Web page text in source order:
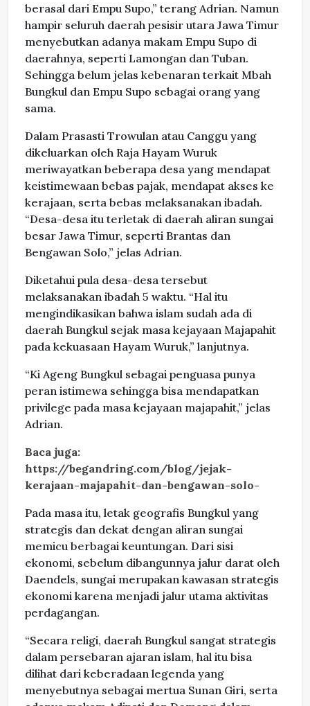
berasal dari Empu Supo,” terang Adrian. Namun
hampir seluruh daerah pesisir utara Jawa Timur
menyebutkan adanya makam Empu Supo di
daerahnya, seperti Lamongan dan Tuban.
Sehingga belum jelas kebenaran terkait Mbah
Bungkul dan Empu Supo sebagai orang yang
sama.
Dalam Prasasti Trowulan atau Canggu yang
dikeluarkan oleh Raja Hayam Wuruk
meriwayatkan beberapa desa yang mendapat
keistimewaan bebas pajak, mendapat akses ke
kerajaan, serta bebas melaksanakan ibadah.
“Desa-desa itu terletak di daerah aliran sungai
besar Jawa Timur, seperti Brantas dan
Bengawan Solo,” jelas Adrian.
Diketahui pula desa-desa tersebut
melaksanakan ibadah 5 waktu. “Hal itu
mengindikasikan bahwa islam sudah ada di
daerah Bungkul sejak masa kejayaan Majapahit
pada kekuasaan Hayam Wuruk,” lanjutnya.
“Ki Ageng Bungkul sebagai penguasa punya
peran istimewa sehingga bisa mendapatkan
privilege pada masa kejayaan majapahit,” jelas
Adrian.
Baca juga:
https://begandring.com/blog/jejak-
kerajaan-majapahit-dan-bengawan-solo-
Pada masa itu, letak geografis Bungkul yang
strategis dan dekat dengan aliran sungai
memicu berbagai keuntungan. Dari sisi
ekonomi, sebelum dibangunnya jalur darat oleh
Daendels, sungai merupakan kawasan strategis
ekonomi karena menjadi jalur utama aktivitas
perdagangan.
“Secara religi, daerah Bungkul sangat strategis
dalam persebaran ajaran islam, hal itu bisa
dilihat dari keberadaan legenda yang
menyebutnya sebagai mertua Sunan Giri, serta